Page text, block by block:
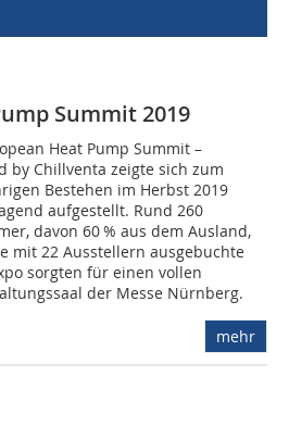
Summit 2019
Heat Pump Summit –
by Chillventa zeigte sich zum
Bestehen im Herbst 2019
aufgestellt. Rund 260
davon 60 % aus dem Ausland,
mit 22 Ausstellern ausgebuchte
sorgten für einen vollen
der Messe Nürnberg.
mehr